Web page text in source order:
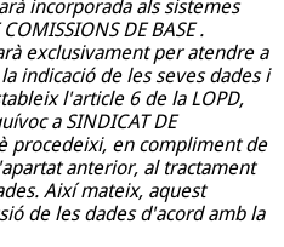
incorporada als sistemes
DE BASE .
exclusivament per atendre a
indicació de les seves dades i
l'article 6 de la LOPD,
a SINDICAT DE
procedeixi, en compliment de
anterior, al tractament
Així mateix, aquest
de les dades d'acord amb la